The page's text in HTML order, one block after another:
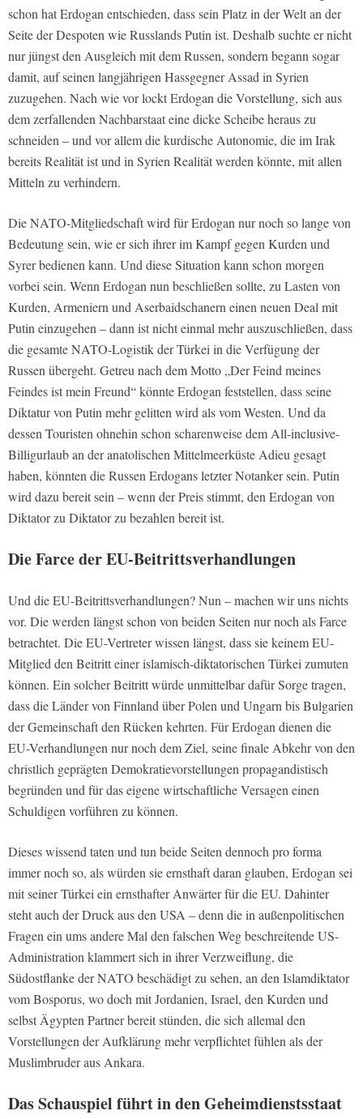
schon hat Erdogan entschieden, dass sein Platz in der Welt an der
Seite der Despoten wie Russlands Putin ist. Deshalb suchte er nicht
nur jüngst den Ausgleich mit dem Russen, sondern begann sogar
damit, auf seinen langjährigen Hassgegner Assad in Syrien
zuzugehen. Nach wie vor lockt Erdogan die Vorstellung, sich aus
dem zerfallenden Nachbarstaat eine dicke Scheibe heraus zu
schneiden – und vor allem die kurdische Autonomie, die im Irak
bereits Realität ist und in Syrien Realität werden könnte, mit allen
Mitteln zu verhindern.
Die NATO-Mitgliedschaft wird für Erdogan nur noch so lange von
Bedeutung sein, wie er sich ihrer im Kampf gegen Kurden und
Syrer bedienen kann. Und diese Situation kann schon morgen
vorbei sein. Wenn Erdogan nun beschließen sollte, zu Lasten von
Kurden, Armeniern und Aserbaidschanern einen neuen Deal mit
Putin einzugehen – dann ist nicht einmal mehr auszuschließen, dass
die gesamte NATO-Logistik der Türkei in die Verfügung der
Russen übergeht. Getreu nach dem Motto „Der Feind meines
Feindes ist mein Freund“ könnte Erdogan feststellen, dass seine
Diktatur von Putin mehr gelitten wird als vom Westen. Und da
dessen Touristen ohnehin schon scharenweise dem All-inclusive-
Billigurlaub an der anatolischen Mittelmeerküste Adieu gesagt
haben, könnten die Russen Erdogans letzter Notanker sein. Putin
wird dazu bereit sein – wenn der Preis stimmt, den Erdogan von
Diktator zu Diktator zu bezahlen bereit ist.
Die Farce der EU-Beitrittsverhandlungen
Und die EU-Beitrittsverhandlungen? Nun – machen wir uns nichts
vor. Die werden längst schon von beiden Seiten nur noch als Farce
betrachtet. Die EU-Vertreter wissen längst, dass sie keinem EU-
Mitglied den Beitritt einer islamisch-diktatorischen Türkei zumuten
können. Ein solcher Beitritt würde unmittelbar dafür Sorge tragen,
dass die Länder von Finnland über Polen und Ungarn bis Bulgarien
der Gemeinschaft den Rücken kehrten. Für Erdogan dienen die
EU-Verhandlungen nur noch dem Ziel, seine finale Abkehr von den
christlich geprägten Demokratievorstellungen propagandistisch
begründen und für das eigene wirtschaftliche Versagen einen
Schuldigen vorführen zu können.
Dieses wissend taten und tun beide Seiten dennoch pro forma
immer noch so, als würden sie ernsthaft daran glauben, Erdogan sei
mit seiner Türkei ein ernsthafter Anwärter für die EU. Dahinter
steht auch der Druck aus den USA – denn die in außenpolitischen
Fragen ein ums andere Mal den falschen Weg beschreitende US-
Administration klammert sich in ihrer Verzweiflung, die
Südostflanke der NATO beschädigt zu sehen, an den Islamdiktator
vom Bosporus, wo doch mit Jordanien, Israel, den Kurden und
selbst Ägypten Partner bereit stünden, die sich allemal den
Vorstellungen der Aufklärung mehr verpflichtet fühlen als der
Muslimbruder aus Ankara.
Das Schauspiel führt in den Geheimdienstsstaat